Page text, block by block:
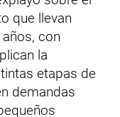
que llevan
con
la
etapas de
demandas